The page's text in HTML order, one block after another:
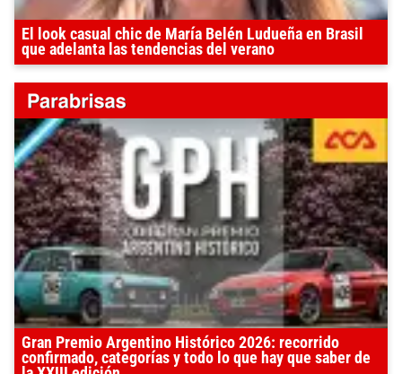
El look casual chic de María Belén Ludueña en Brasil
que adelanta las tendencias del verano
Gran Premio Argentino Histórico 2026: recorrido
confirmado, categorías y todo lo que hay que saber de